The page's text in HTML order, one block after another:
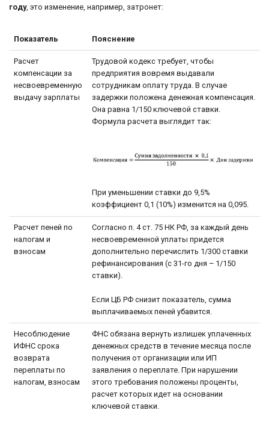
году, это изменение, например, затронет:
Показатель Пояснение
Расчет
компенсации за
несвоевременную
выдачу зарплаты
Трудовой кодекс требует, чтобы
предприятия вовремя выдавали
сотрудникам оплату труда. В случае
задержки положена денежная компенсация.
Она равна 1/150 ключевой ставки.
Формула расчета выглядит так:
При уменьшении ставки до 9,5%
коэффициент 0,1 (10%) изменится на 0,095.
Расчет пеней по
налогам и
взносам
Согласно п. 4 ст. 75 НК РФ, за каждый день
несвоевременной уплаты придется
дополнительно перечислить 1/300 ставки
рефинансирования (с 31-го дня – 1/150
ставки).
Если ЦБ РФ снизит показатель, сумма
выплачиваемых пеней убавится.
Несоблюдение
ИФНС срока
возврата
переплаты по
налогам, взносам
ФНС обязана вернуть излишек уплаченных
денежных средств в течение месяца после
получения от организации или ИП
заявления о переплате. При нарушении
этого требования положены проценты,
расчет которых идет на основании
ключевой ставки.